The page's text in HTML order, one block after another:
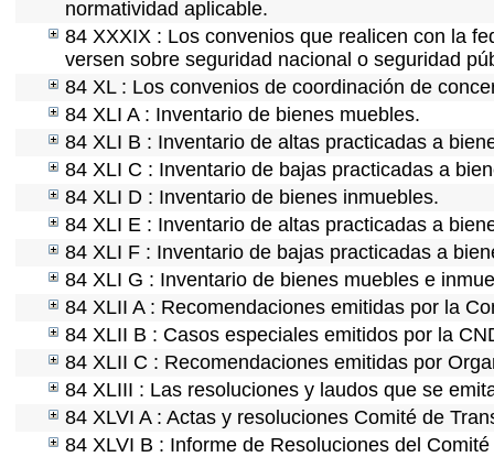
normatividad aplicable.
84 XXXIX : Los convenios que realicen con la
versen sobre seguridad nacional o seguridad
84 XL : Los convenios de coordinación de
84 XLI A : Inventario de bienes muebles.
84 XLI B : Inventario de altas practicadas a
84 XLI C : Inventario de bajas practicadas a
84 XLI D : Inventario de bienes inmuebles.
84 XLI E : Inventario de altas practicadas a
84 XLI F : Inventario de bajas practicadas a
84 XLI G : Inventario de bienes muebles e
84 XLII A : Recomendaciones emitidas por la
84 XLII B : Casos especiales emitidos por la
84 XLII C : Recomendaciones emitidas por
84 XLIII : Las resoluciones y laudos que se
84 XLVI A : Actas y resoluciones Comité de
84 XLVI B : Informe de Resoluciones del